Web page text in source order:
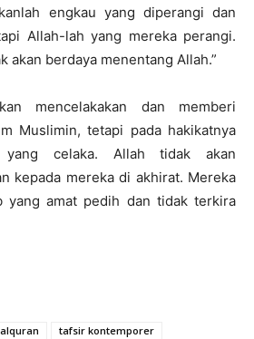
engkau yang diperangi dan
Allah-lah yang mereka perangi.
akan berdaya menentang Allah.”
mencelakakan dan memberi
Muslimin, tetapi pada hakikatnya
yang celaka. Allah tidak akan
kepada mereka di akhirat. Mereka
yang amat pedih dan tidak terkira
tafsir kontemporer